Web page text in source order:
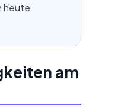
heute
am